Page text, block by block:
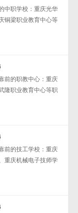
中职学校：重庆光华
铜梁职业教育中心等
前的职教中心：重庆
隆职业教育中心等职
前的技工学校：重庆
重庆机械电子技师学